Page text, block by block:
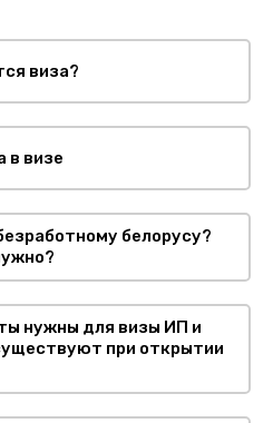
виза?
в визе
белорусу?
нужны для визы ИП и
при открытии